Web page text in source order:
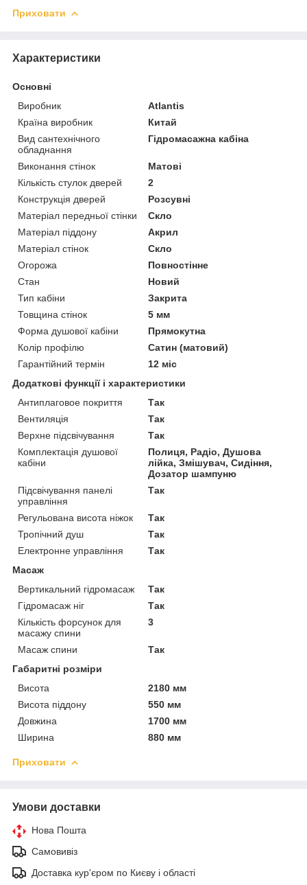
Приховати
Характеристики
Основні
Виробник
Atlantis
Країна виробник
Китай
Вид сантехнічного
обладнання
Гідромасажна кабіна
Виконання стінок
Матові
Кількість стулок дверей
2
Конструкція дверей
Розсувні
Матеріал передньої стінки
Скло
Матеріал піддону
Акрил
Матеріал стінок
Скло
Огорожа
Повностінне
Стан
Новий
Тип кабіни
Закрита
Товщина стінок
5 мм
Форма душової кабіни
Прямокутна
Колір профілю
Сатин (матовий)
Гарантійний термін
12 міс
Додаткові функції і характеристики
Антиплаговое покриття
Так
Вентиляція
Так
Верхне підсвічування
Так
Комплектація душової
кабіни
Полиця, Радіо, Душова
лійка, Змішувач, Сидіння,
Дозатор шампуню
Підсвічування панелі
управління
Так
Регульована висота ніжок
Так
Тропічний душ
Так
Електронне управління
Так
Масаж
Вертикальний гідромасаж
Так
Гідромасаж ніг
Так
Кількість форсунок для
масажу спини
3
Масаж спини
Так
Габаритні розміри
Висота
2180 мм
Висота піддону
550 мм
Довжина
1700 мм
Ширина
880 мм
Приховати
Умови доставки
Нова Пошта
Самовивіз
Доставка кур'єром по Києву і області